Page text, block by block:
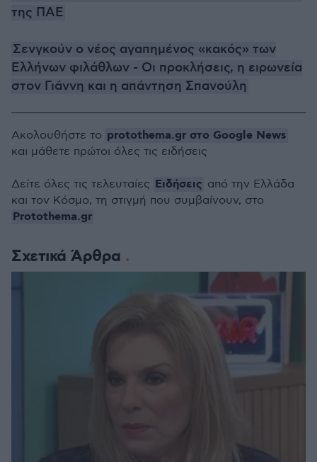
της ΠΑΕ
Σενγκούν ο νέος αγαπημένος «κακός» των
Ελλήνων φιλάθλων - Οι προκλήσεις, η ειρωνεία
στον Γιάννη και η απάντηση Σπανούλη
Σχετικά Άρθρα
Ακολουθήστε το protothema.gr στο Google News
και μάθετε πρώτοι όλες τις ειδήσεις
Δείτε όλες τις τελευταίες Ειδήσεις από την Ελλάδα
και τον Κόσμο, τη στιγμή που συμβαίνουν, στο
Protothema.gr